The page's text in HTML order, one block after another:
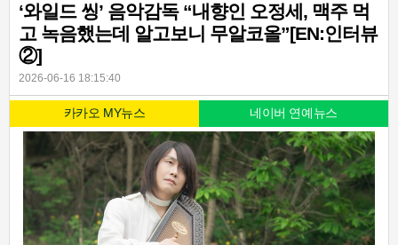
‘와일드 씽’ 음악감독 “내향인 오정세, 맥주 먹
고 녹음했는데 알고보니 무알코올”[EN:인터뷰
②]
2026-06-16 18:15:40
카카오 MY뉴스 네이버 연예뉴스